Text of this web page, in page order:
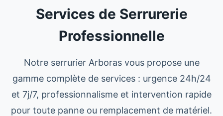
Services de Serrurerie
Professionnelle
Notre serrurier Arborasvous propose une
gamme complète de services : urgence 24h/24
et 7j/7, professionnalisme et intervention rapide
pour toute panne ou remplacement de matériel.